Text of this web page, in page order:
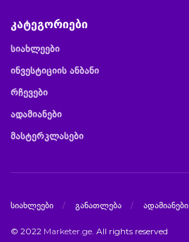
კატეგორიები
სიახლეები
ინვესტიციის ანბანი
რჩევები
ადამიანები
მასტერკლასები
სიახლეები განათლება ადამიანები
© 2022 Marketer.ge. All rights reserved